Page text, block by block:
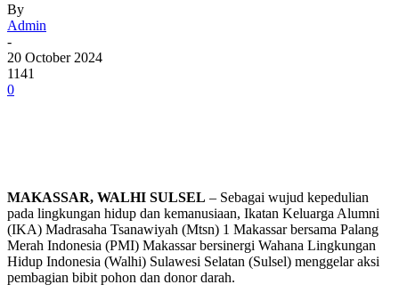
By
Admin
-
20 October 2024
1141
0
MAKASSAR, WALHI SULSEL – Sebagai wujud kepedulian
pada lingkungan hidup dan kemanusiaan, Ikatan Keluarga Alumni
(IKA) Madrasaha Tsanawiyah (Mtsn) 1 Makassar bersama Palang
Merah Indonesia (PMI) Makassar bersinergi Wahana Lingkungan
Hidup Indonesia (Walhi) Sulawesi Selatan (Sulsel) menggelar aksi
pembagian bibit pohon dan donor darah.